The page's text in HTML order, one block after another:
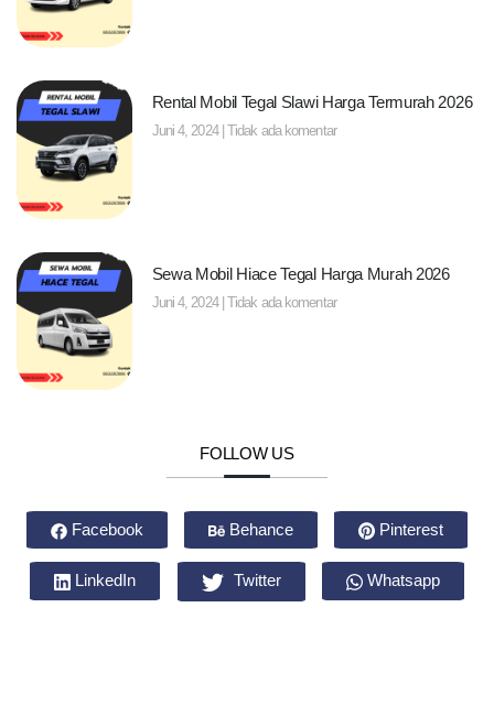
Rental Mobil Tegal Slawi Harga Termurah 2026
Juni 4, 2024 Tidak ada komentar
Sewa Mobil Hiace Tegal Harga Murah 2026
Juni 4, 2024 Tidak ada komentar
FOLLOW US
Facebook Behance Pinterest
LinkedIn Twitter Whatsapp